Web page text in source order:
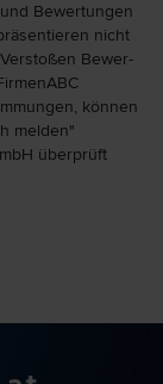
Bewer­tungen
nicht
Bewer­
können
melden"
überprüft